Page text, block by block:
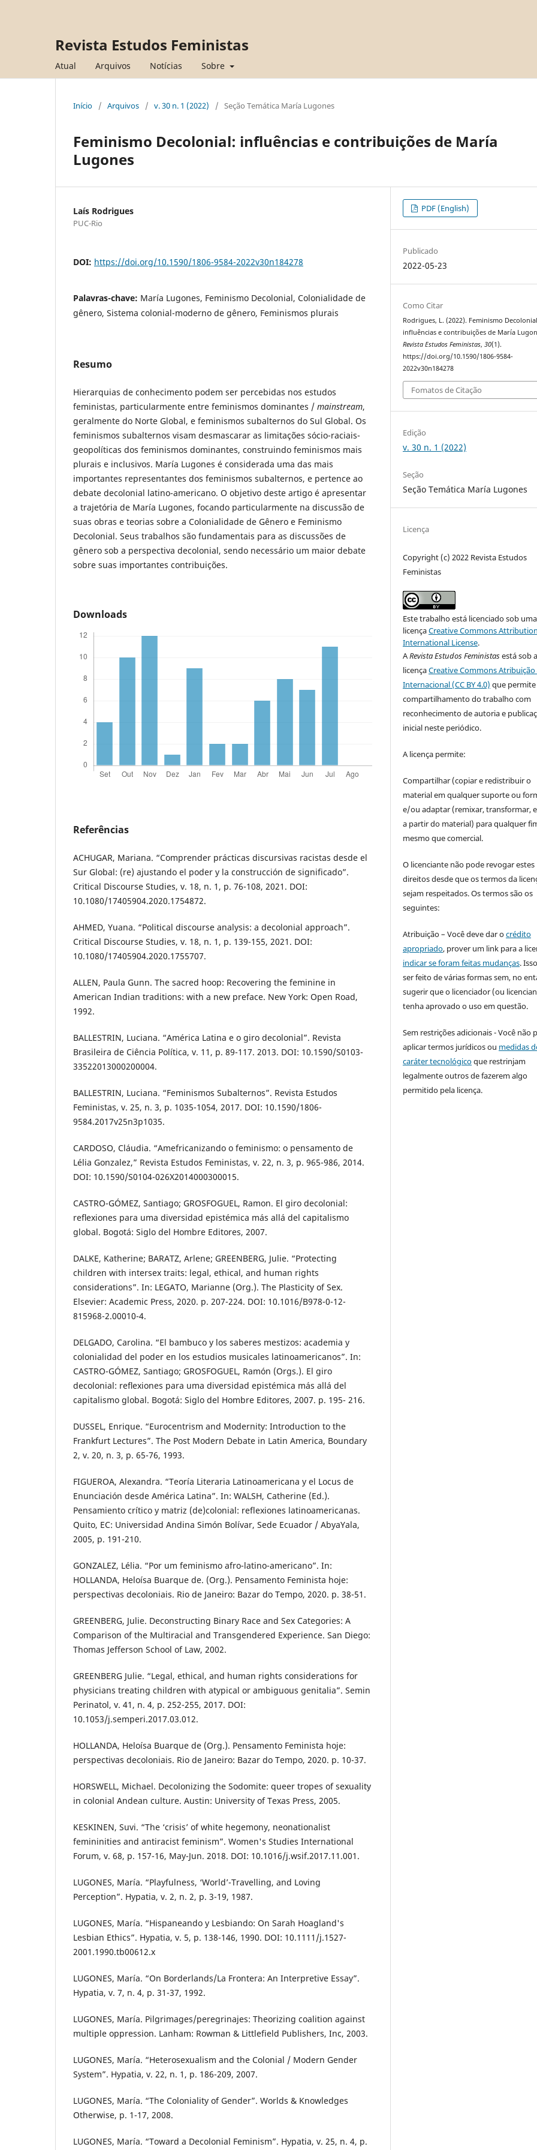
Revista Estudos Feministas
Atual Arquivos Notícias Sobre
Início / Arquivos / v. 30 n. 1 (2022) / Seção Temática María Lugones
Feminismo Decolonial: influências e contribuições de María
Lugones
Laís Rodrigues
PUC-Rio
DOI: https://doi.org/10.1590/1806-9584-2022v30n184278
Palavras-chave: María Lugones, Feminismo Decolonial, Colonialidade de
gênero, Sistema colonial-moderno de gênero, Feminismos plurais
Resumo
Hierarquias de conhecimento podem ser percebidas nos estudos
feministas, particularmente entre feminismos dominantes / mainstream,
geralmente do Norte Global, e feminismos subalternos do Sul Global. Os
feminismos subalternos visam desmascarar as limitações sócio-raciais-
geopolíticas dos feminismos dominantes, construindo feminismos mais
plurais e inclusivos. María Lugones é considerada uma das mais
importantes representantes dos feminismos subalternos, e pertence ao
debate decolonial latino-americano. O objetivo deste artigo é apresentar
a trajetória de María Lugones, focando particularmente na discussão de
suas obras e teorias sobre a Colonialidade de Gênero e Feminismo
Decolonial. Seus trabalhos são fundamentais para as discussões de
gênero sob a perspectiva decolonial, sendo necessário um maior debate
sobre suas importantes contribuições.
Downloads
Referências
ACHUGAR, Mariana. “Comprender prácticas discursivas racistas desde el
Sur Global: (re) ajustando el poder y la construcción de significado”.
Critical Discourse Studies, v. 18, n. 1, p. 76-108, 2021. DOI:
10.1080/17405904.2020.1754872.
AHMED, Yuana. “Political discourse analysis: a decolonial approach”.
Critical Discourse Studies, v. 18, n. 1, p. 139-155, 2021. DOI:
10.1080/17405904.2020.1755707.
ALLEN, Paula Gunn. The sacred hoop: Recovering the feminine in
American Indian traditions: with a new preface. New York: Open Road,
1992.
BALLESTRIN, Luciana. “América Latina e o giro decolonial”. Revista
Brasileira de Ciência Política, v. 11, p. 89-117. 2013. DOI: 10.1590/S0103-
33522013000200004.
BALLESTRIN, Luciana. “Feminismos Subalternos”. Revista Estudos
Feministas, v. 25, n. 3, p. 1035-1054, 2017. DOI: 10.1590/1806-
9584.2017v25n3p1035.
CARDOSO, Cláudia. “Amefricanizando o feminismo: o pensamento de
Lélia Gonzalez,” Revista Estudos Feministas, v. 22, n. 3, p. 965-986, 2014.
DOI: 10.1590/S0104-026X2014000300015.
CASTRO-GÓMEZ, Santiago; GROSFOGUEL, Ramon. El giro decolonial:
reﬂexiones para uma diversidad epistémica más allá del capitalismo
global. Bogotá: Siglo del Hombre Editores, 2007.
DALKE, Katherine; BARATZ, Arlene; GREENBERG, Julie. “Protecting
children with intersex traits: legal, ethical, and human rights
considerations”. In: LEGATO, Marianne (Org.). The Plasticity of Sex.
Elsevier: Academic Press, 2020. p. 207-224. DOI: 10.1016/B978-0-12-
815968-2.00010-4.
DELGADO, Carolina. “El bambuco y los saberes mestizos: academia y
colonialidad del poder en los estudios musicales latinoamericanos”. In:
CASTRO-GÓMEZ, Santiago; GROSFOGUEL, Ramón (Orgs.). El giro
decolonial: reﬂexiones para uma diversidad epistémica más allá del
capitalismo global. Bogotá: Siglo del Hombre Editores, 2007. p. 195- 216.
DUSSEL, Enrique. “Eurocentrism and Modernity: Introduction to the
Frankfurt Lectures”. The Post Modern Debate in Latin America, Boundary
2, v. 20, n. 3, p. 65-76, 1993.
FIGUEROA, Alexandra. “Teoría Literaria Latinoamericana y el Locus de
Enunciación desde América Latina”. In: WALSH, Catherine (Ed.).
Pensamiento crítico y matriz (de)colonial: reflexiones latinoamericanas.
Quito, EC: Universidad Andina Simón Bolívar, Sede Ecuador / AbyaYala,
2005, p. 191-210.
GONZALEZ, Lélia. “Por um feminismo afro-latino-americano”. In:
HOLLANDA, Heloísa Buarque de. (Org.). Pensamento Feminista hoje:
perspectivas decoloniais. Rio de Janeiro: Bazar do Tempo, 2020. p. 38-51.
GREENBERG, Julie. Deconstructing Binary Race and Sex Categories: A
Comparison of the Multiracial and Transgendered Experience. San Diego:
Thomas Jefferson School of Law, 2002.
GREENBERG Julie. “Legal, ethical, and human rights considerations for
physicians treating children with atypical or ambiguous genitalia”. Semin
Perinatol, v. 41, n. 4, p. 252-255, 2017. DOI:
10.1053/j.semperi.2017.03.012.
HOLLANDA, Heloísa Buarque de (Org.). Pensamento Feminista hoje:
perspectivas decoloniais. Rio de Janeiro: Bazar do Tempo, 2020. p. 10-37.
HORSWELL, Michael. Decolonizing the Sodomite: queer tropes of sexuality
in colonial Andean culture. Austin: University of Texas Press, 2005.
KESKINEN, Suvi. “The ‘crisis’ of white hegemony, neonationalist
femininities and antiracist feminism”. Women's Studies International
Forum, v. 68, p. 157-16, May-Jun. 2018. DOI: 10.1016/j.wsif.2017.11.001.
LUGONES, María. “Playfulness, ‘World’-Travelling, and Loving
Perception”. Hypatia, v. 2, n. 2, p. 3-19, 1987.
LUGONES, María. “Hispaneando y Lesbiando: On Sarah Hoagland's
Lesbian Ethics”. Hypatia, v. 5, p. 138-146, 1990. DOI: 10.1111/j.1527-
2001.1990.tb00612.x
LUGONES, María. “On Borderlands/La Frontera: An Interpretive Essay”.
Hypatia, v. 7, n. 4, p. 31-37, 1992.
LUGONES, María. Pilgrimages/peregrinajes: Theorizing coalition against
multiple oppression. Lanham: Rowman & Littlefield Publishers, Inc, 2003.
LUGONES, María. “Heterosexualism and the Colonial / Modern Gender
System”. Hypatia, v. 22, n. 1, p. 186-209, 2007.
LUGONES, María. “The Coloniality of Gender”. Worlds & Knowledges
Otherwise, p. 1-17, 2008.
LUGONES, María. “Toward a Decolonial Feminism”. Hypatia, v. 25, n. 4, p.
PDF (English)
Publicado
2022-05-23
Como Citar
Rodrigues, L. (2022). Feminismo
influências e contribuições de María
Revista Estudos Feministas,30(1).
https://doi.org/10.1590/1806-9584-
2022v30n184278
Fomatos de Citação
Edição
v. 30 n. 1 (2022)
Seção
Seção Temática María Lugones
Licença
Copyright (c) 2022 Revista Estudos
Feministas
Este trabalho está licenciado sob uma
licençaCreative Commons
International License.
ARevista Estudos Feministasestá sob a
licençaCreative Commons Atribuição
Internacional (CC BY 4.0) que
compartilhamento do trabalho com
reconhecimento de autoria e
inicial neste periódico.
A licença permite:
Compartilhar (copiar e redistribuir o
material em qualquer suporte ou
e/ou adaptar (remixar, transformar,
a partir do material) para qualquer
mesmo que comercial.
O licenciante não pode revogar estes
direitos desde que os termos da
sejam respeitados. Os termos são os
seguintes:
Atribuição – Você deve dar ocrédito
apropriado, prover um link para a
indicar se foram feitas mudanças.
ser feito de várias formas sem, no
sugerir que o licenciador (ou
tenha aprovado o uso em questão.
Sem restrições adicionais - Você não
aplicar termos jurídicos ou medidas
caráter tecnológicoque restrinjam
legalmente outros de fazerem algo
permitido pela licença.